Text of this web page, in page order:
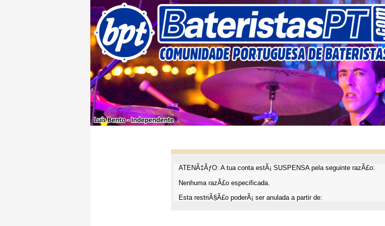
ATENÃ‡ÃƒO: A tua conta estÃ¡ SUSPENSA pela seguinte razÃ£o:
Nenhuma razÃ£o especificada.
Esta restriÃ§Ã£o poderÃ¡ ser anulada a partir de: